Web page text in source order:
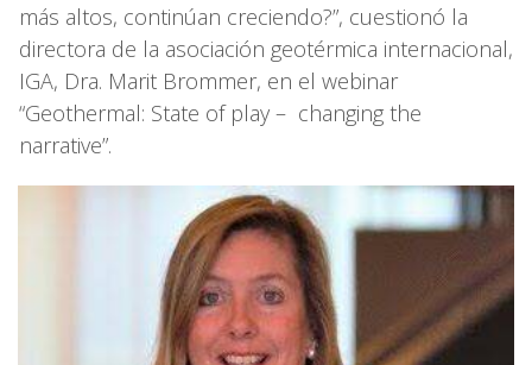
más altos, continúan creciendo?”, cuestionó la
directora de la asociación geotérmica internacional,
IGA, Dra. Marit Brommer, en el webinar
“Geothermal: State of play – changing the
narrative”.